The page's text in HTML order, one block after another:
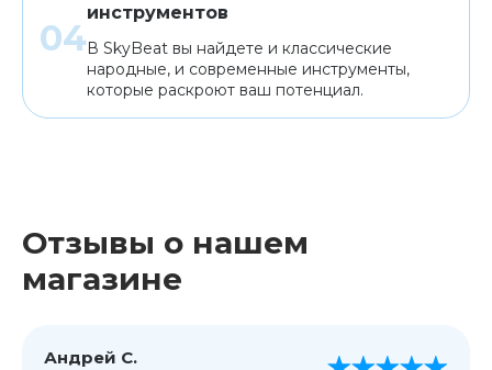
инструментов
В SkyBeat вы найдете и классические
народные, и современные инструменты,
которые раскроют ваш потенциал.
Отзывы о нашем
магазине
Андрей С.